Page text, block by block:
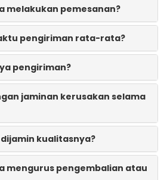
melakukan pemesanan?
pengiriman rata-rata?
pengiriman?
jaminan kerusakan selama
kualitasnya?
mengurus pengembalian atau